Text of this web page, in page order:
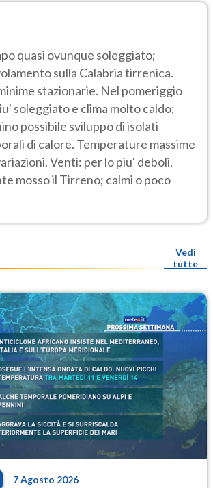
quasi ovunque soleggiato;
sulla Calabria tirrenica.
stazionarie. Nel pomeriggio
soleggiato e clima molto caldo;
possibile sviluppo di isolati
di calore. Temperature massime
Venti: per lo piu' deboli.
mosso il Tirreno; calmi o poco
Vedi
tutte
7 Agosto 2026